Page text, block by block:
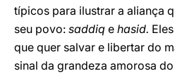
típicos para ilustrar a aliança
seu povo: saddiq e hasid.
que quer salvar e libertar do
sinal da grandeza amorosa